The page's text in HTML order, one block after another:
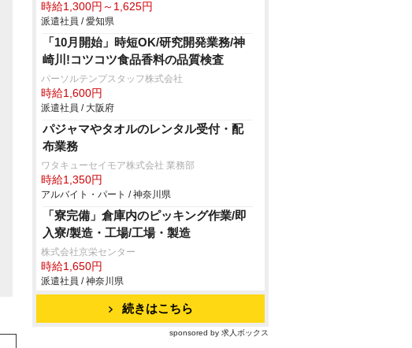
時給1,300円～1,625円
派遣社員 / 愛知県
「10月開始」時短OK/研究開発業務/神
崎川!コツコツ食品香料の品質検査
パーソルテンプスタッフ株式会社
時給1,600円
派遣社員 / 大阪府
パジャマやタオルのレンタル受付・配
布業務
ワタキューセイモア株式会社 業務部
時給1,350円
アルバイト・パート / 神奈川県
「寮完備」倉庫内のピッキング作業/即
入寮/製造・工場/工場・製造
株式会社京栄センター
時給1,650円
派遣社員 / 神奈川県
続きはこちら
sponsored by 求人ボックス